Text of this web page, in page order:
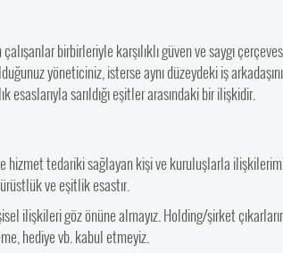
birbirleriyle karşılıklı güven ve saygı
yöneticiniz, isterse aynı düzeydeki iş
esaslarıyla sarıldığı eşitler arasındaki bir ilişkidir.
hizmet tedariki sağlayan kişi ve kuruluşlarla
ve eşitlik esastır.
ilişkileri göz önüne almayız. Holding/şirket
hediye vb. kabul etmeyiz.